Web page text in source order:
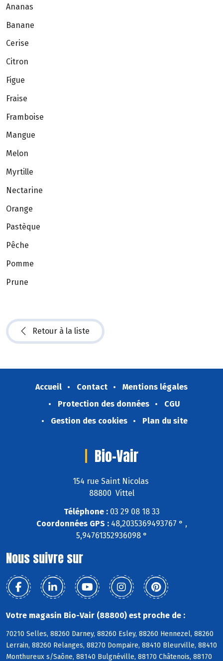
Ananas
Banane
Cerise
Citron
Figue
Fraise
Framboise
Mangue
Melon
Myrtille
Nectarine
Orange
Pastèque
Pêche
Pomme
Prune
Retour à la liste
Accueil Contact
Mentions légales
Protection des données
CGU
Gestion des cookies
Plan du site
Bio-Vair
154 rue Saint Nicolas
88800 Vittel
Téléphone :03 29 08 18 33
Coordonnées GPS :48,2035369493767 ° ,
5,94761352936098 °
Nous suivre sur
Votre magasin Bio-Vair (88800) est proche de :
70210 Selles, 88260 Darney, 88260 Esley, 88260 Hennezel, 88260
Lerrain, 88260 Relanges, 88270 Dompaire, 88410 Bleurville, 88410
Monthureux s/Saône, 88140 Bulgnéville, 88170 Châtenois, 88170